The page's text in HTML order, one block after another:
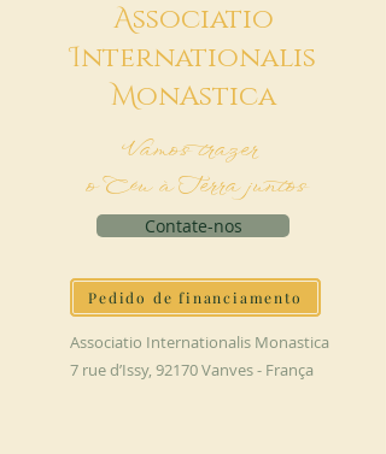
Associatio
Internationalis
MonAstica
Vamos trazer
o Céu à Terra juntos
Contate-nos
Pedido de financiamento
Associatio Internationalis Monastica
7 rue d’Issy, 92170 Vanves - França